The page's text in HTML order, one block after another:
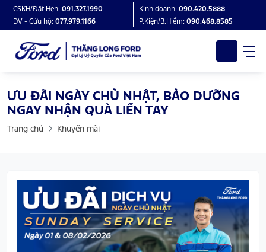
CSKH/Đặt Hẹn: 091.327.1990 Kinh doanh: 090.420.5888
DV - Cứu hộ: 077.979.1166 P.Kiện/B.Hiểm: 090.468.8585
ƯU ĐÃI NGÀY CHỦ NHẬT, BẢO DƯỠNG
NGAY NHẬN QUÀ LIỀN TAY
Trang chủ Khuyến mãi